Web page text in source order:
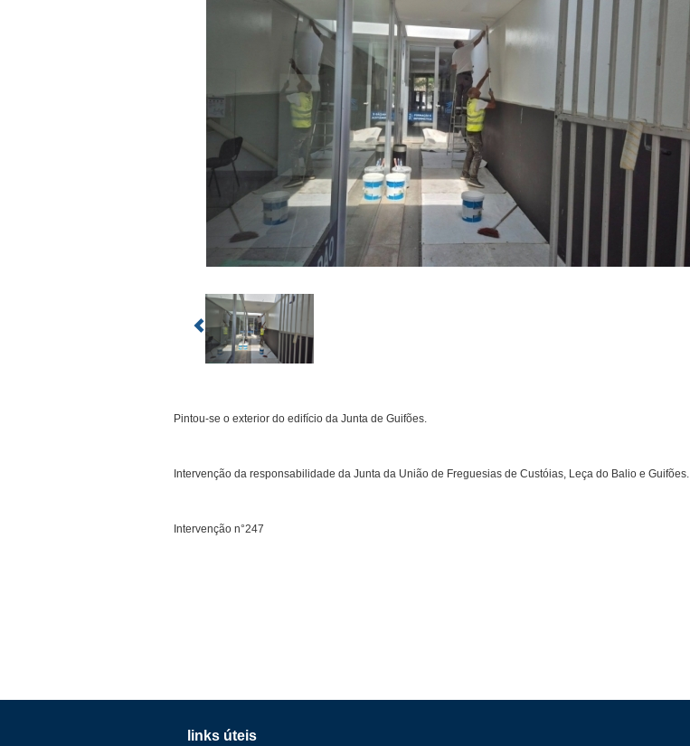
Pintou-se o exterior do edifício da Junta de Guifões.
Intervenção da responsabilidade da Junta da União de Freguesias de Custóias, Leça do Balio e Guifões.
ntervenção n°247
links úteis